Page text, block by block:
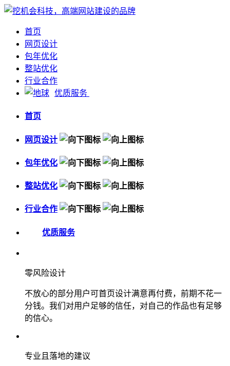
首页
网页设计
包年优化
整站优化
行业合作
优质服务
首页
网页设计
包年优化
整站优化
行业合作
优质服务
零风险设计
不放心的部分用户可首页设计满意再付费，前期不花一
分钱。我们对用户足够的信任，对自己的作品也有足够
的信心。
专业且落地的建议